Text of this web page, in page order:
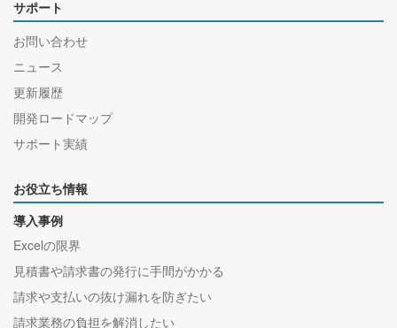
サポート
お問い合わせ
ニュース
更新履歴
開発ロードマップ
サポート実績
お役立ち情報
導入事例
Excelの限界
見積書や請求書の発行に手間がかかる
請求や支払いの抜け漏れを防ぎたい
請求業務の負担を解消したい